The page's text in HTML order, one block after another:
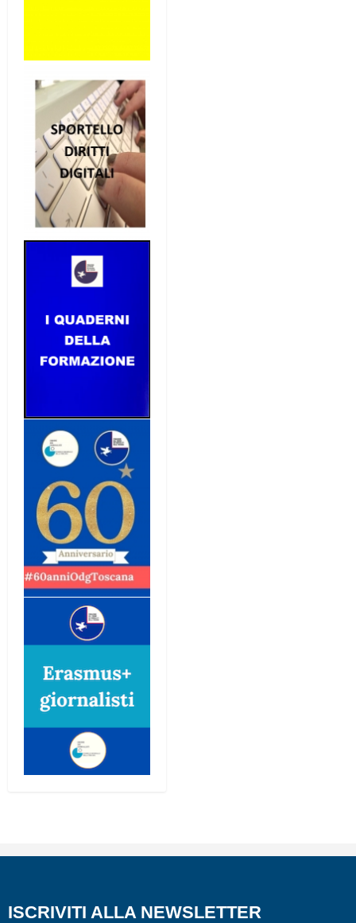
ISCRIVITI ALLA NEWSLETTER